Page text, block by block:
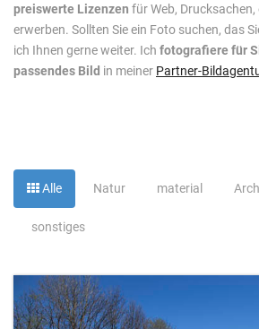
preiswerte Lizenzen für Web, Drucksachen,
erwerben. Sollten Sie ein Foto suchen, das
ich Ihnen gerne weiter. Ich fotografiere für
passendes Bild in meiner Partner-
Alle Natur material
sonstiges